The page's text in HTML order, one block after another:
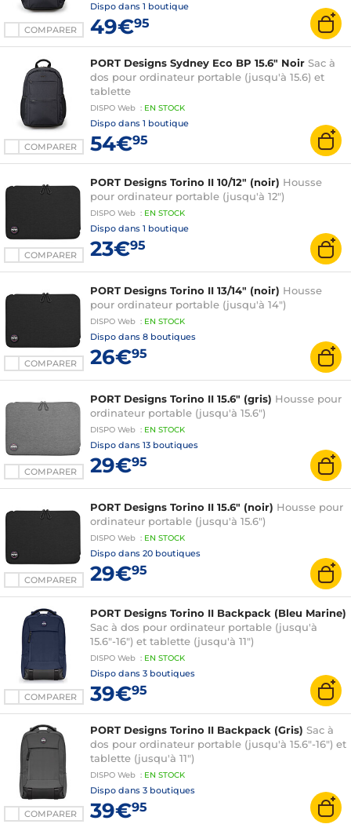
COMPARER
Dispo dans 1 boutique
49€95
COMPARER
PORT Designs Sydney Eco BP 15.6" Noir Sac à
dos pour ordinateur portable (jusqu'à 15.6) et
tablette
DISPO Web : EN STOCK
Dispo dans 1 boutique
54€95
COMPARER
PORT Designs Torino II 10/12" (noir) Housse
pour ordinateur portable (jusqu'à 12")
DISPO Web : EN STOCK
Dispo dans 1 boutique
23€95
COMPARER
PORT Designs Torino II 13/14" (noir) Housse
pour ordinateur portable (jusqu'à 14")
DISPO Web : EN STOCK
Dispo dans 8 boutiques
26€95
COMPARER
PORT Designs Torino II 15.6" (gris) Housse pour
ordinateur portable (jusqu'à 15.6")
DISPO Web : EN STOCK
Dispo dans 13 boutiques
29€95
COMPARER
PORT Designs Torino II 15.6" (noir) Housse pour
ordinateur portable (jusqu'à 15.6")
DISPO Web : EN STOCK
Dispo dans 20 boutiques
29€95
COMPARER
PORT Designs Torino II Backpack (Bleu Marine)
Sac à dos pour ordinateur portable (jusqu'à
15.6"-16") et tablette (jusqu'à 11")
DISPO Web : EN STOCK
Dispo dans 3 boutiques
39€95
COMPARER
PORT Designs Torino II Backpack (Gris) Sac à
dos pour ordinateur portable (jusqu'à 15.6"-16") et
tablette (jusqu'à 11")
DISPO Web : EN STOCK
Dispo dans 3 boutiques
39€95